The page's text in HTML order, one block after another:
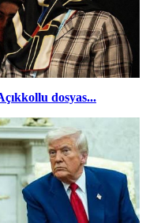
dosyas...